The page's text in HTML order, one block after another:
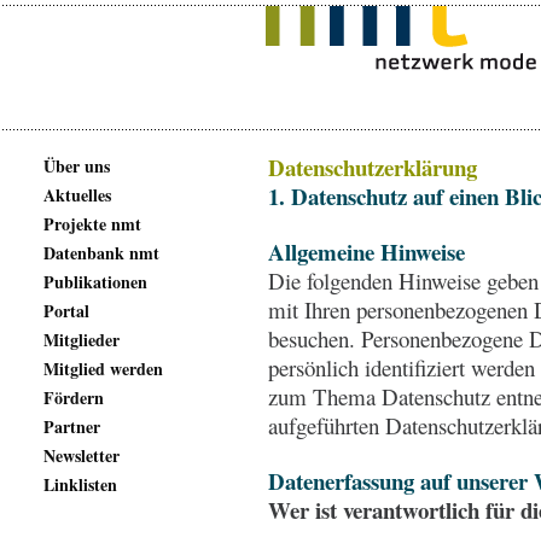
Datenschutzerklärung
1. Datenschutz auf einen
Allgemeine Hinweise
Die folgenden Hinweise
mit Ihren personenbezogenen
besuchen.
persönlich identifiziert
zum Thema Datenschutz
aufgeführten
Datenerfassung auf unserer
Wer ist verantwortlich für
Über uns
Aktuelles
Projekte nmt
Datenbank nmt
Publikationen
Portal
Mitglieder
Mitglied werden
Fördern
Partner
Newsletter
Linklisten